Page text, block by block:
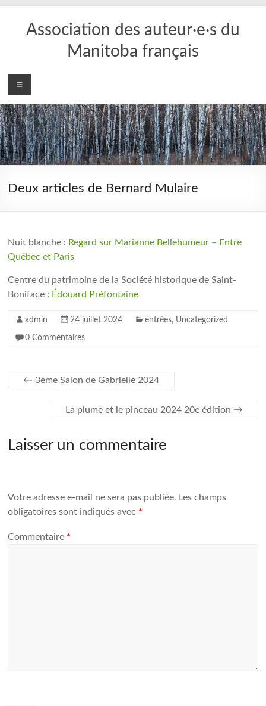
contenuAssociation des auteur·e·s du
Manitoba français
Menu
Deux articles de Bernard Mulaire
Nuit blanche : Regard sur Marianne Bellehumeur – Entre
Québec et Paris
Centre du patrimoine de la Société historique de Saint-
Boniface : Édouard Préfontaine
admin 24 juillet 2024 entrées, Uncategorized
0 Commentaires
← 3ème Salon de Gabrielle 2024
La plume et le pinceau 2024 20e édition →
Laisser un commentaire
Votre adresse e-mail ne sera pas publiée. Les champs
obligatoires sont indiqués avec *
Commentaire *